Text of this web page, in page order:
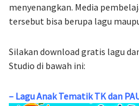
menyenangkan. Media
tersebut bisa berupa lagu
Silakan download gratis lagu
Studio di bawah ini:
– Lagu Anak Tematik TK dan